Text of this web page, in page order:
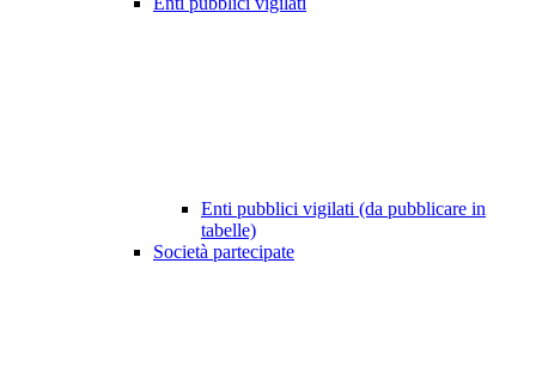
Enti pubblici vigilati (da pubblicare in
tabelle)
Società partecipate